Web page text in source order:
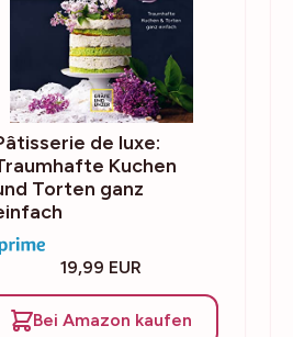
de luxe:
Kuchen
Torten ganz
19,99 EUR
Bei Amazon kaufen